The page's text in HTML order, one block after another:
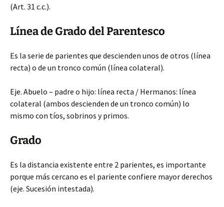
(Art. 31 c.c.).
Línea de Grado del Parentesco
Es la serie de parientes que descienden unos de otros (línea
recta) o de un tronco común (línea colateral).
Eje. Abuelo – padre o hijo: línea recta / Hermanos: línea
colateral (ambos descienden de un tronco común) lo
mismo con tíos, sobrinos y primos.
Grado
Es la distancia existente entre 2 parientes, es importante
porque más cercano es el pariente confiere mayor derechos
(eje. Sucesión intestada).